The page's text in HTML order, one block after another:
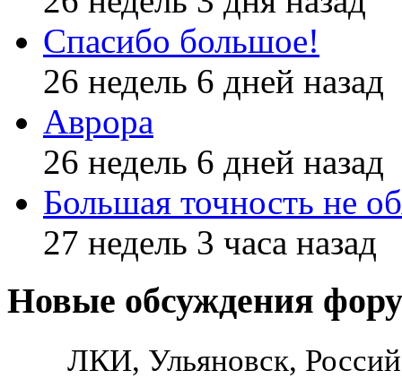
Спасибо большое!
26 недель 6 дней назад
Аврора
26 недель 6 дней назад
Большая точность не
27 недель 3 часа назад
Новые обсуждения
ЛКИ, Ульяновск,